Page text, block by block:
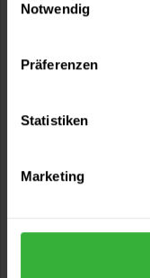
Notwendig
Präferenzen
Statistiken
Marketing
Persönliche